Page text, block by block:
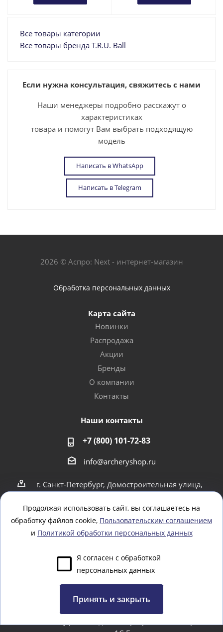
Все товары категории
Все товары бренда T.R.U. Ball
Если нужна консультация, свяжитесь с нами
Наши менеджеры подробно расскажут о
характеристиках
товара и помогут Вам выбрать подходящую
модель
Написать в WhatsApp
Написать в Telegram
2026 © Аспро: Next - интернет-магазин
Обработка персональных данных
Карта сайта
Новинки
Распродажа
Акции
Бренды
О компании
Контакты
Наши контакты
+7 (800) 101-72-83
info@archeryshop.ru
г. Санкт-Петербург, Домостроительная улица,
г. Санкт-Петербург Пионерская 21
Оставайтесь на связи
Продолжая использовать сайт, вы соглашаетесь на
обработку файлов cookie, Пользовательским соглашением
и Политикой обработки персональных данных
Я согласен с обработкой
персональных данных
Принять и закрыть